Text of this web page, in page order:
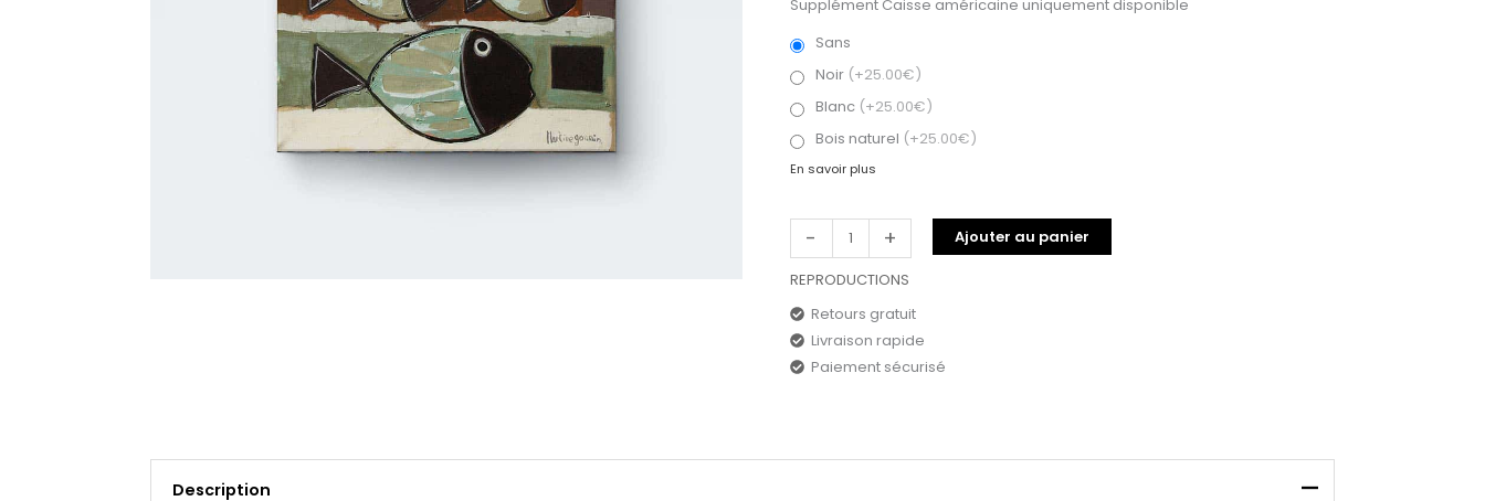
Supplément Caisse américaine uniquement disponible
Sans
Noir (+25.00€)
Blanc (+25.00€)
Bois naturel (+25.00€)
En savoir plus
- + Ajouter au panier
REPRODUCTIONS
Retours gratuit
Livraison rapide
Paiement sécurisé
Description